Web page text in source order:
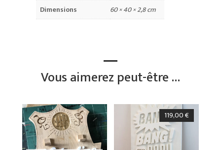
Dimensions
60 × 40 × 2,8 cm
Vous aimerez peut-être …
119,00€